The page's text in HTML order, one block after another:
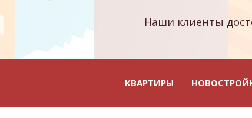
Наши клиенты
КВАРТИРЫ